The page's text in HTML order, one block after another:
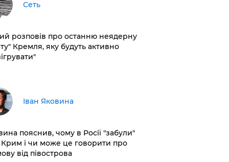
Сеть
розповів про останню неядерну
Кремля, яку будуть активно
Іван Яковина
пояснив, чому в Росії "забули"
і чи може це говорити про
від півострова